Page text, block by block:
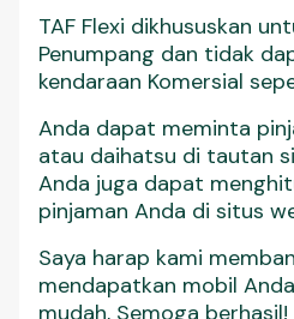
TAF Flexi dikhususkan
Penumpang dan tidak
kendaraan Komersial
Anda dapat meminta
atau daihatsu di tautan
Anda juga dapat
pinjaman Anda di situs
Saya harap kami
mendapatkan mobil
mudah, Semoga berhasil!